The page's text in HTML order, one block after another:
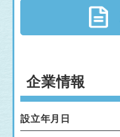
企業情報
設立年月日